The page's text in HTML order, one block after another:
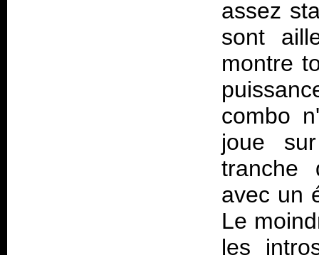
assez
sont
montre
combo
joue
tranche
avec un
Le
les